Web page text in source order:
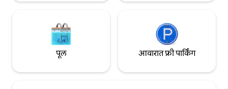
पूल आवारात फ्री पार्किंग